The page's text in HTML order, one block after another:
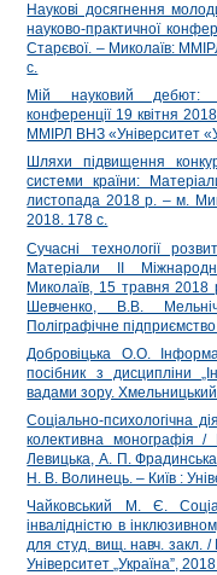
Наукові досягнення
науково-практичної
Старєвої. – Миколаїв:
с.
Мій науковий дебют:
конференції 19 квітня
ММIРЛ ВНЗ «Університет
Шляхи підвищення
системи країни:
листопада 2018 р. – м.
2018. 178 c.
Сучасні технології
Матеріали ІІ
Миколаїв, 15 травня
Шевченко, В.В.
Поліграфічне
Добровіцька О.О.
посібник з дисципліни
вадами зору.
Соціально-психологічна
колективна
Левицька, А. П.
Н. В. Волинець. – Київ :
Чайковський М. Є.
інвалідністю в
для студ. вищ. навч. закл.
Університет „Україна”,